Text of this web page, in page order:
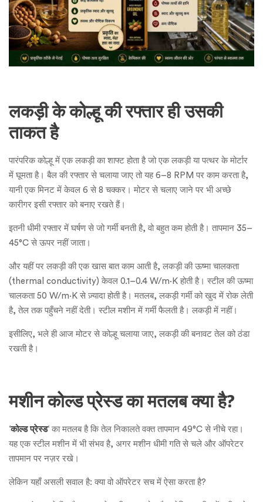
लकड़ी के कोल्हू की रफ्तार ही उसकी
ताकत है
पारंपरिक कोल्हू में एक लकड़ी का शाफ्ट होता है जो एक लकड़ी या पत्थर के मोर्टार
में घूमता है। बैल की रफ्तार से चलाया जाए तो यह 6–8 RPM पर काम करता है,
यानी एक मिनट में केवल 6 से 8 चक्कर। मोटर से चलाए जाने पर भी अच्छे
कारीगर इसी रफ्तार को बनाए रखते हैं।
इतनी धीमी रफ्तार में घर्षण से जो गर्मी बनती है, वो बहुत कम होती है। तापमान 35–
45°C से ऊपर नहीं जाता।
और यहीं पर लकड़ी की एक खास बात काम आती है, लकड़ी की ऊष्मा चालकता
(thermal conductivity) केवल 0.1–0.4 W/m·K होती है। स्टील की ऊष्मा
चालकता 50 W/m·K से ज़्यादा होती है। मतलब, लकड़ी गर्मी को खुद में रोक लेती
है, तेल तक पहुँचने नहीं देती। स्टील मशीन में गर्मी फैलती है। लकड़ी में नहीं।
इसीलिए, भले ही आज मोटर से कोल्हू चलाया जाए, लकड़ी की बनावट तेल को ठंडा
रखती है।
मशीन कोल्ड प्रेस्ड का मतलब क्या है?
‘कोल्ड प्रेस्ड‘ का मतलब है कि तेल निकालते वक्त तापमान 49°C से नीचे रहा।
यह एक स्टील मशीन में भी संभव है, अगर मशीन धीमी गति से चले और ऑपरेटर
तापमान पर नज़र रखे।
लेकिन यहाँ असली सवाल है: क्या वो ऑपरेटर सच में ऐसा करता है?